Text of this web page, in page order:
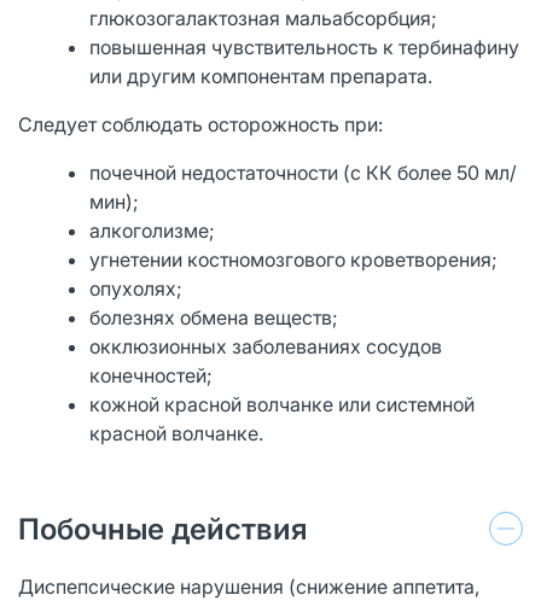
глюкозогалактозная мальабсорбция;
повышенная чувствительность к тербинафину
или другим компонентам препарата.
Следует соблюдать осторожность при:
почечной недостаточности (с КК более 50 мл/
мин);
алкоголизме;
угнетении костномозгового кроветворения;
опухолях;
болезнях обмена веществ;
окклюзионных заболеваниях сосудов
конечностей;
кожной красной волчанке или системной
красной волчанке.
Побочные действия
Диспепсические нарушения (снижение аппетита,